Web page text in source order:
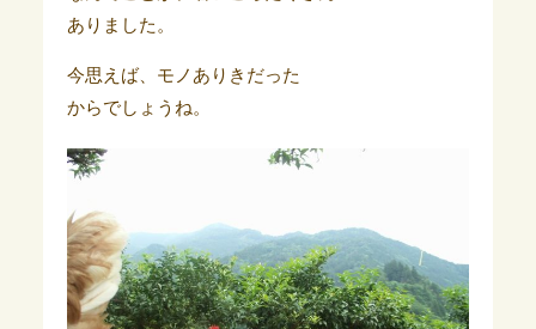
ありました。
今思えば、モノありきだった
からでしょうね。